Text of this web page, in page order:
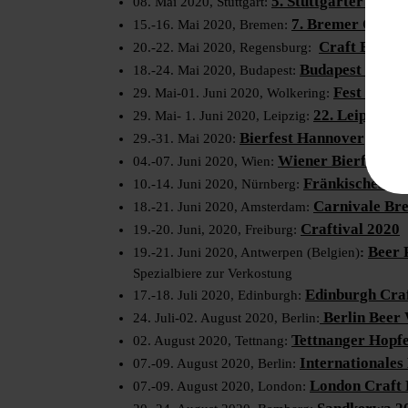
15.-16. Mai 2020, Bremen: 7. Bremer Craft
20.-22. Mai 2020, Regensburg: Craft Beer
18.-24. Mai 2020, Budapest: Budapest Beer
29. Mai-01. Juni 2020, Wolkering: Fest der
29. Mai- 1. Juni 2020, Leipzig: 22. Leipziger
29.-31. Mai 2020: Bierfest Hannover
04.-07. Juni 2020, Wien: Wiener Bierfest
10.-14. Juni 2020, Nürnberg: Fränkisches
18.-21. Juni 2020, Amsterdam: Carnivale
19.-20. Juni, 2020, Freiburg: Craftival 2020
19.-21. Juni 2020, Antwerpen (Belgien): Beer
Spezialbiere zur Verkostung
17.-18. Juli 2020, Edinburgh: Edinburgh
24. Juli-02. August 2020, Berlin: Berlin Beer
02. August 2020, Tettnang: Tettnanger
07.-09. August 2020, Berlin:
07.-09. August 2020, London: London Craft